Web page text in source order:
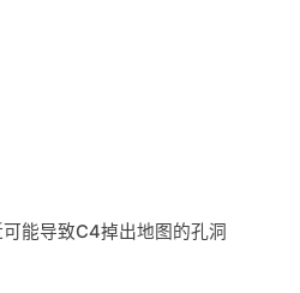
能导致C4掉出地图的孔洞